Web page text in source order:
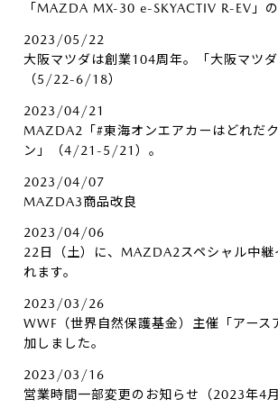
「MAZDA MX-30 e-SKYACTIV R-EV」
2023/05/22
大阪マツダは創業104周年。「大阪マツダ
（5/22-6/18）
2023/04/21
MAZDA2「#東海オンエアカーはどれだ
ン」（4/21-5/21）。
2023/04/07
MAZDA3商品改良
2023/04/06
22日（土）に、MAZDA2スペシャル中継
れます。
2023/03/26
WWF（世界自然保護基金）主催「アー
加しました。
2023/03/16
営業時間一部変更のお知らせ（2023年4